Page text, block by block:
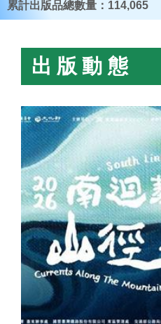
累計出版品總數量：114,065
首頁
出版動態